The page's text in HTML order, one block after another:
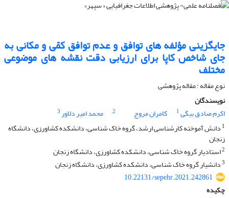
جایگزینی مؤلفه های توافق و عدم توافق کمّی و مکانی به
جای شاخص کاپا برای ارزیابی دقت نقشه های موضوعی
مختلف
نوع مقاله : مقاله پژوهشی
نویسندگان
اکرم صادق بیگی1 کامران مروج 2 محمد امیر دلاور3
1 دانش آموخته کارشناسی ارشد، گروه خاک شناسی، دانشکده کشاورزی، دانشگاه
زنجان
2استادیار گروه خاک شناسی، دانشکده کشاورزی، دانشگاه زنجان
3دانشیار گروه خاک شناسی، دانشکده کشاورزی، دانشگاه زنجان
10.22131/sepehr.2021.242861
چکیده